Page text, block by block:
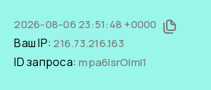
2026-08-06 23:51:48 +0000
Ваш IP:216.73.216.163
ID запроса:mpa6IsrOlmI1